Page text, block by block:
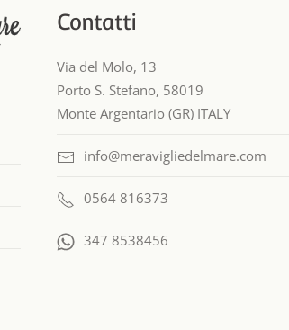
Contatti
Via del Molo, 13
Porto S. Stefano, 58019
Monte Argentario (GR) ITALY
info@meravigliedelmare.com
0564 816373
347 8538456